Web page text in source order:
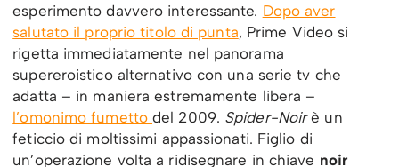
esperimento davvero interessante. Dopo aver
salutato il proprio titolo di punta, Prime Video si
rigetta immediatamente nel panorama
supereroistico alternativo con una serie tv che
adatta – in maniera estremamente libera –
l’omonimo fumettodel 2009. Spider-Noirè un
feticcio di moltissimi appassionati. Figlio di
un’operazione volta a ridisegnare in chiave noir